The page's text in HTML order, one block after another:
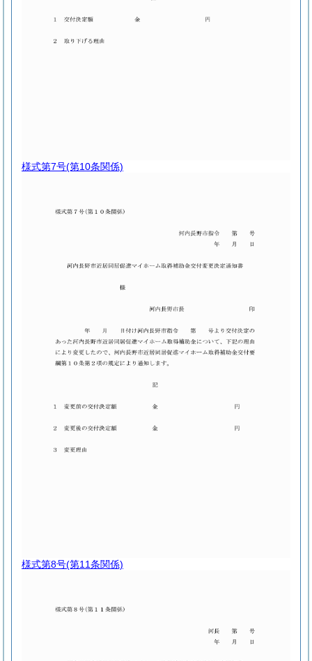
様式第7号(第10条関係)
様式第8号(第11条関係)